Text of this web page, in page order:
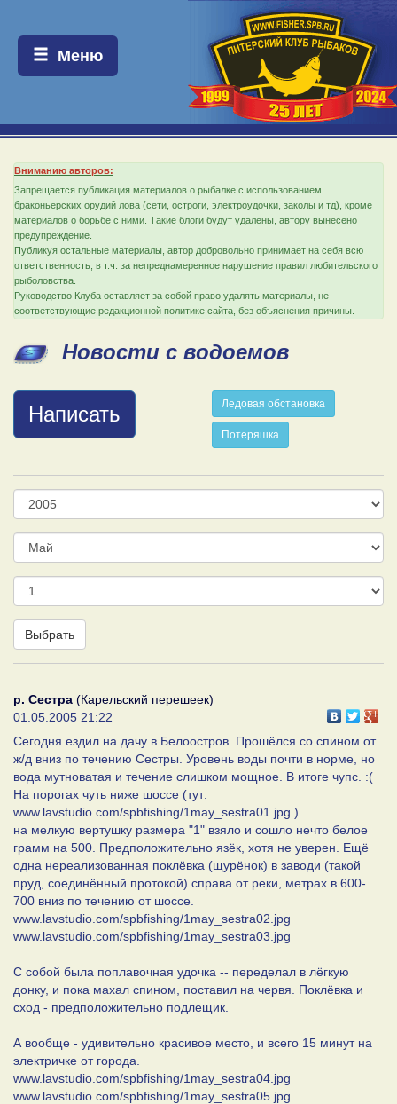
Меню:
Меню
Вниманию авторов:
Запрещается публикация материалов о рыбалке с использованием
браконьерских орудий лова (сети, остроги, электроудочки, заколы и тд), кроме
материалов о борьбе с ними. Такие блоги будут удалены, автору вынесено
предупреждение.
Публикуя остальные материалы, автор добровольно принимает на себя всю
ответственность, в т.ч. за непреднамеренное нарушение правил любительского
рыболовства.
Руководство Клуба оставляет за собой право удалять материалы, не
соответствующие редакционной политике сайта, без объяснения причины.
Новости с водоемов
Написать Ледовая обстановка
Потеряшка
Год
Месяц
День
Выбрать
р. Сестра (Карельский перешеек)
01.05.2005 21:22
Сегодня ездил на дачу в Белоостров. Прошёлся со спином от
ж/д вниз по течению Сестры. Уровень воды почти в норме, но
вода мутноватая и течение слишком мощное. В итоге чупс. :(
На порогах чуть ниже шоссе (тут:
www.lavstudio.com/spbfishing/1may_sestra01.jpg )
на мелкую вертушку размера "1" взяло и сошло нечто белое
грамм на 500. Предположительно язёк, хотя не уверен. Ещё
одна нереализованная поклёвка (щурёнок) в заводи (такой
пруд, соединённый протокой) справа от реки, метрах в 600-
700 вниз по течению от шоссе.
www.lavstudio.com/spbfishing/1may_sestra02.jpg
www.lavstudio.com/spbfishing/1may_sestra03.jpg
С собой была поплавочная удочка -- переделал в лёгкую
донку, и пока махал спином, поставил на червя. Поклёвка и
сход - предположительно подлещик.
А вообще - удивительно красивое место, и всего 15 минут на
электричке от города.
www.lavstudio.com/spbfishing/1may_sestra04.jpg
www.lavstudio.com/spbfishing/1may_sestra05.jpg